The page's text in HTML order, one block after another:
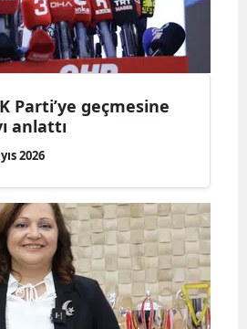
Aksaray
Bayburt
Karaman
Şırnak
Bartın
Ardahan
Parti’ye geçmesine
anlattı
2026